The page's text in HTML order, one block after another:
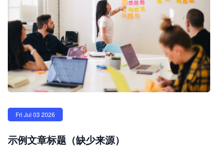
Fri Jul 03 2026
示例文章标题（缺少来源）